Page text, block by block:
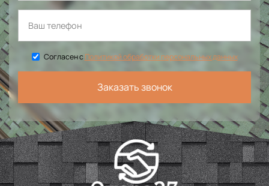
Согласен сПолитикой обработки персональных данных
Заказать звонок